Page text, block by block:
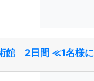
館 2日間 ≪1名様